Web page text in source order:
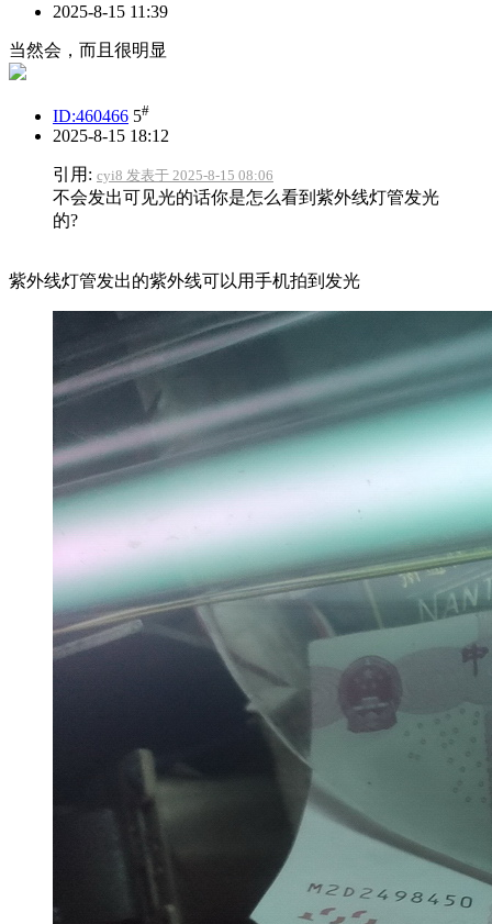
2025-8-15 11:39
当然会，而且很明显
ID:460466 5#
2025-8-15 18:12
引用: cyi8 发表于 2025-8-15 08:06
不会发出可见光的话你是怎么看到紫外线灯管发光
的?
紫外线灯管发出的紫外线可以用手机拍到发光